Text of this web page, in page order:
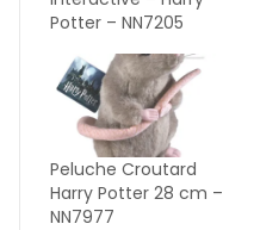
Potter – NN7205
Peluche Croutard
Harry Potter 28 cm –
NN7977